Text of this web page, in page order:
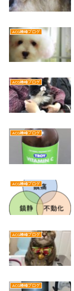
ACG椿峰ブログ
ACG椿峰ブログ
ACG椿峰ブログ
ACG椿峰ブログ
ACG椿峰ブログ
ACG椿峰ブログ